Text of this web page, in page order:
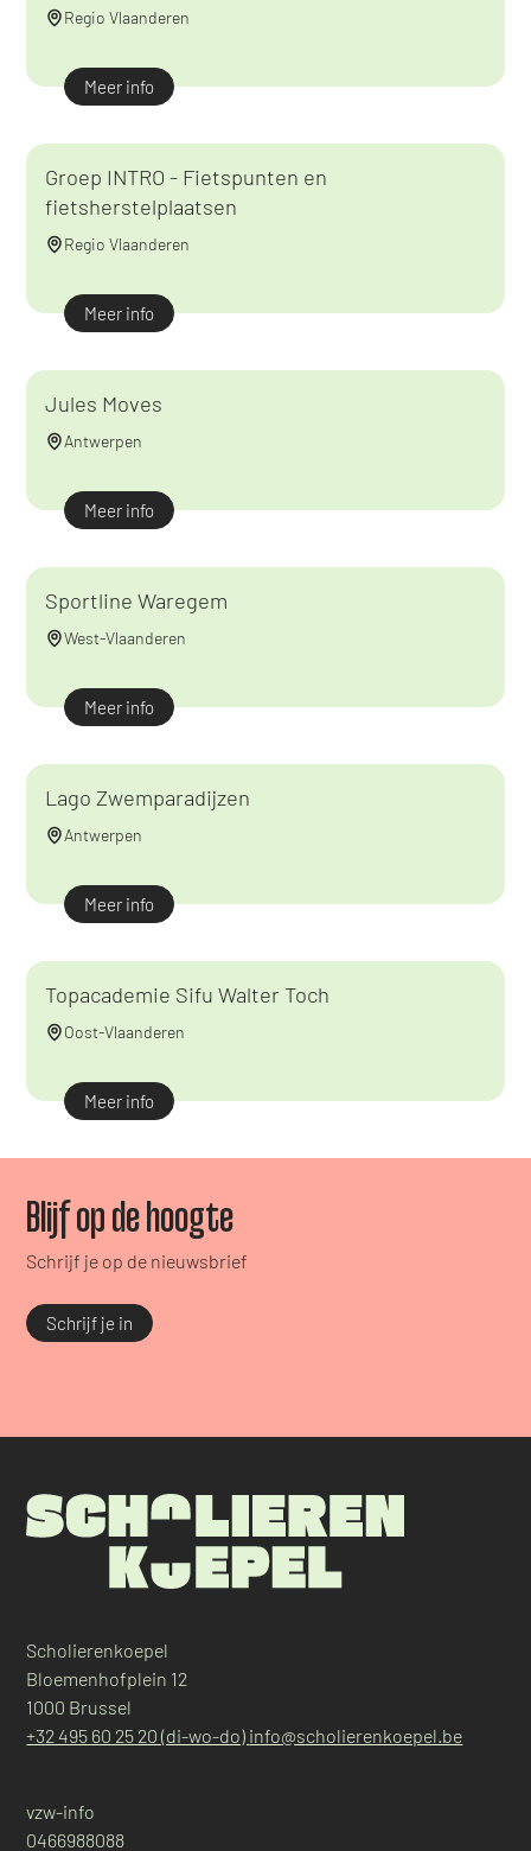
Regio Vlaanderen
Meer info
Groep INTRO - Fietspunten en
fietsherstelplaatsen
Regio Vlaanderen
Meer info
Jules Moves
Antwerpen
Meer info
Sportline Waregem
West-Vlaanderen
Meer info
Lago Zwemparadijzen
Antwerpen
Meer info
Topacademie Sifu Walter Toch
Oost-Vlaanderen
Meer info
Blijf op de hoogte
Schrijf je op de nieuwsbrief
Schrijf je in
Scholierenkoepel
Bloemenhofplein 12
1000 Brussel
+32 495 60 25 20 (di-wo-do) info@scholierenkoepel.be
vzw-info
0466988088